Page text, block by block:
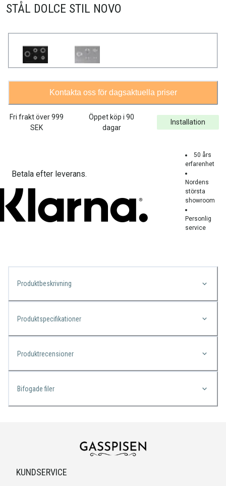
STÅL DOLCE STIL NOVO
Kontakta oss för dagsaktuella priser
Fri frakt över999
SEK
Öppet köp i 90
dagar
Installation
Betala efter leverans.
50 års
erfarenhet
Nordens
största
showroom
Personlig
service
Produktbeskrivning
Produktspecifikationer
Produktrecensioner
Bifogade filer
KUNDSERVICE